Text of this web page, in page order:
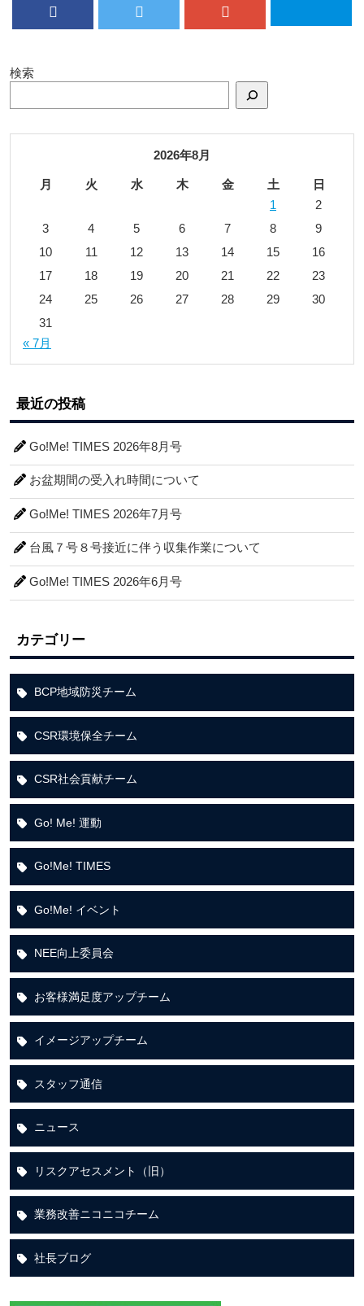
検索
2026年8月
月 火 水 木 金 土
日
1
2
3
4 5 6 7 8
9
10
11 12 13 14 15
16
17
18 19 20 21 22
23
24
25 26 27 28 29
30
31
« 7月
最近の投稿
Go!Me! TIMES 2026年8月号
お盆期間の受入れ時間について
Go!Me! TIMES 2026年7月号
台風７号８号接近に伴う収集作業について
Go!Me! TIMES 2026年6月号
カテゴリー
BCP地域防災チーム
CSR環境保全チーム
CSR社会貢献チーム
Go! Me! 運動
Go!Me! TIMES
Go!Me! イベント
NEE向上委員会
お客様満足度アップチーム
イメージアップチーム
スタッフ通信
ニュース
リスクアセスメント（旧）
業務改善ニコニコチーム
社長ブログ